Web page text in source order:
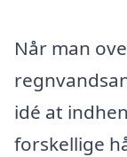
Når man
idé at
forskellige